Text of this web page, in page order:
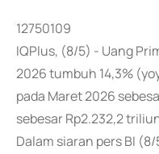
12750109
IQPlus, (8/5) - Uang
2026 tumbuh 14,3%
pada Maret 2026
sebesar Rp2.232,2
Dalam siaran pers BI